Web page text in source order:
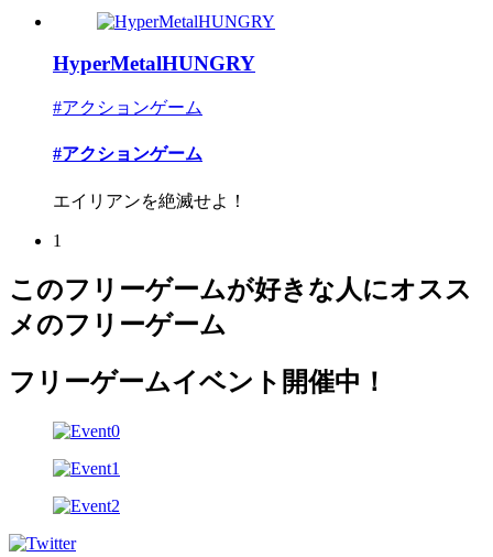
HyperMetalHUNGRY
#アクションゲーム
#アクションゲーム
エイリアンを絶滅せよ！
1
このフリーゲームが好きな人にオスス
メのフリーゲーム
フリーゲームイベント開催中！